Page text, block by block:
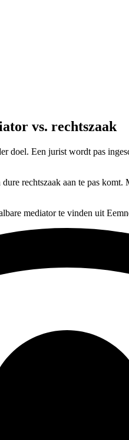
vs. rechtszaak
doel. Een jurist wordt pas
rechtszaak aan te pas
mediator te vinden uit